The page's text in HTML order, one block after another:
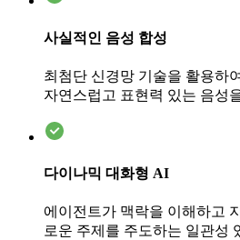
사실적인 음성 합성
최첨단 신경망 기술을 활용하
자연스럽고 표현력 있는 음성
다이나믹 대화형 AI
에이전트가 맥락을 이해하고
로운 주제를 주도하는 일관성